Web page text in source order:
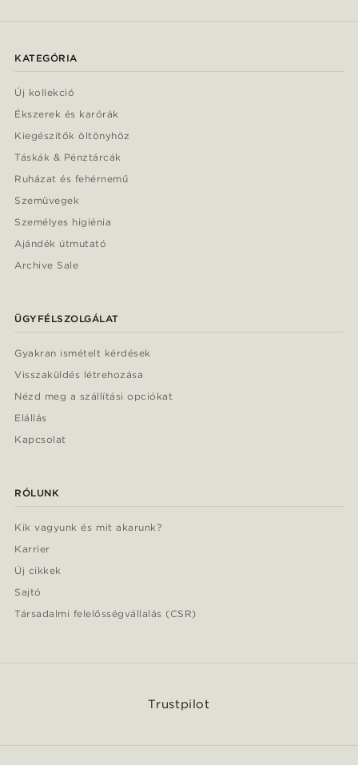
KATEGÓRIA
Új kollekció
Ékszerek és karórák
Kiegészítők öltönyhöz
Táskák & Pénztárcák
Ruházat és fehérnemű
Szemüvegek
Személyes higiénia
Ajándék útmutató
Archive Sale
ÜGYFÉLSZOLGÁLAT
Gyakran ismételt kérdések
Visszaküldés létrehozása
Nézd meg a szállítási opciókat
Elállás
Kapcsolat
RÓLUNK
Kik vagyunk és mit akarunk?
Karrier
Új cikkek
Sajtó
Társadalmi felelősségvállalás (CSR)
Trustpilot